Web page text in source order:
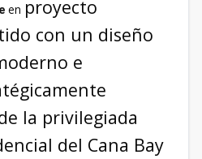
en proyecto
con un diseño
e
la privilegiada
del Cana Bay